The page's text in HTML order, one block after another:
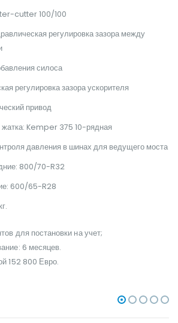
cutter 100/100
регулировка зазора между
силоса
регулировка зазора ускорителя
привод
жатка: Kemper 375 10-рядная
давления в шинах для ведущего моста
800/70-R32
600/65-R28
для постановки на учет;
6 месяцев.
152 800 Евро.